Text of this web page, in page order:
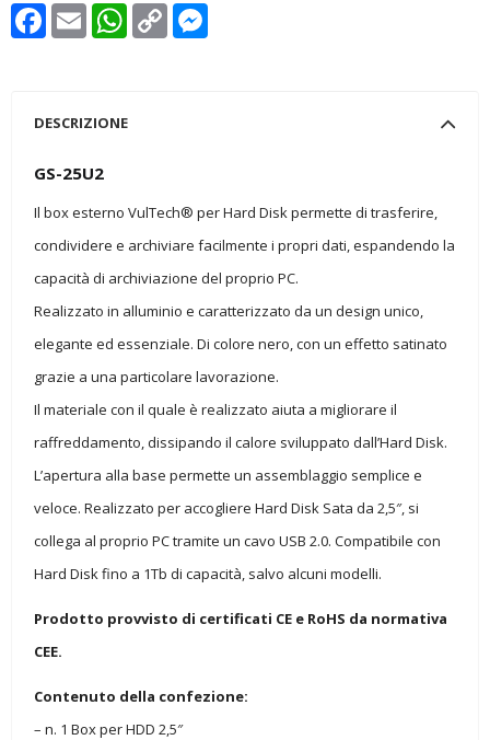
Facebook
Email WhatsApp
Copy
Link
DESCRIZIONE
GS-25U2
Il box esterno VulTech® per Hard Disk permette di trasferire,
condividere e archiviare facilmente i propri dati, espandendo la
capacità di archiviazione del proprio PC.
Realizzato in alluminio e caratterizzato da un design unico,
elegante ed essenziale. Di colore nero, con un effetto satinato
grazie a una particolare lavorazione.
Il materiale con il quale è realizzato aiuta a migliorare il
raffreddamento, dissipando il calore sviluppato dall’Hard Disk.
L’apertura alla base permette un assemblaggio semplice e
veloce. Realizzato per accogliere Hard Disk Sata da 2,5″, si
collega al proprio PC tramite un cavo USB 2.0. Compatibile con
Hard Disk fino a 1Tb di capacità, salvo alcuni modelli.
Prodotto provvisto di certificati CE e RoHS da normativa
CEE.
Contenuto della confezione:
– n. 1 Box per HDD 2,5″